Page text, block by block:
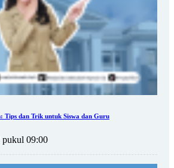
Tips dan Trik untuk Siswa dan Guru
pukul 09:00